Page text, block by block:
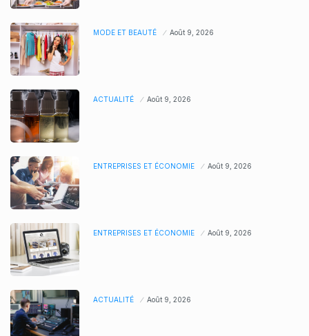
MODE ET BEAUTÉ Août 9, 2026
ACTUALITÉ Août 9, 2026
ENTREPRISES ET ÉCONOMIE Août 9, 2026
ENTREPRISES ET ÉCONOMIE Août 9, 2026
ACTUALITÉ Août 9, 2026